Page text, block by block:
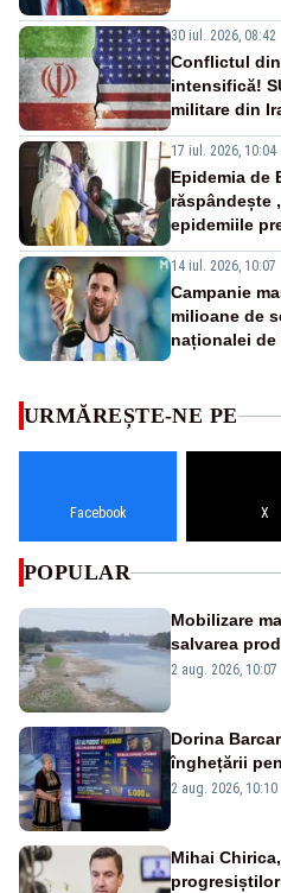
30 iul. 2026, 08:42
Conflictul
intensifică!
militare din
17 iul. 2026, 10:04
Epidemia de
răspândește
epidemiile
14 iul. 2026, 10:07
Campanie
milioane de
naționalei de
URMĂREȘTE-NE PE
Facebook X
POPULAR
Mobilizare
salvarea
va detona o
2 aug. 2026, 10:07
Dorina
înghețării
pierdute de
2 aug. 2026, 10:10
Mihai